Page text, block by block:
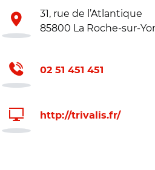
31, rue de l’Atlantique
85800 La Roche-sur-
02 51 451 451
http://trivalis.fr/